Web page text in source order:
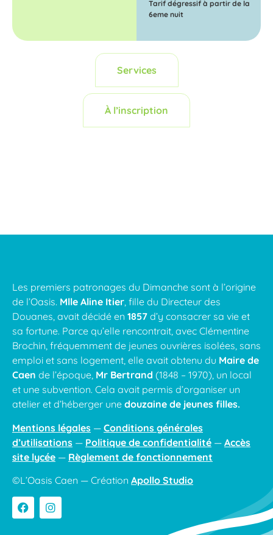
Services
À l’inscription
Tarif dégressif à partir de la
6eme nuit
Les premiers patronages du Dimanche sont à l’origine
de l’Oasis. Mlle Aline Itier, fille du Directeur des
Douanes, avait décidé en 1857 d’y consacrer sa vie et
sa fortune. Parce qu’elle rencontrait, avec Clémentine
Brochin, fréquemment de jeunes ouvrières isolées, sans
emploi et sans logement, elle avait obtenu du Maire de
Caen de l’époque, Mr Bertrand (1848 – 1970), un local
et une subvention. Cela avait permis d’organiser un
atelier et d’héberger une douzaine de jeunes filles.
Mentions légales — Conditions générales
d’utilisations — Politique de confidentialité — Accès
site lycée — Règlement de fonctionnement
©L’Oasis Caen — Création Apollo Studio